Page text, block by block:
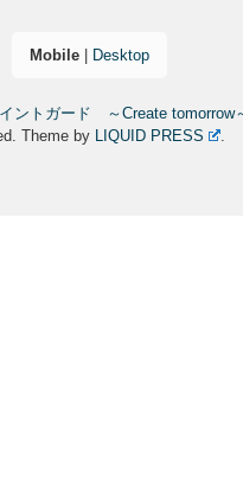
Mobile| Desktop
ントガード ～Create tomorrow
Theme by LIQUID PRESS .